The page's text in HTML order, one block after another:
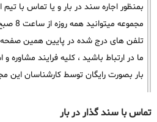
بمنظور اجاره سند در بار و یا تماس با
تلفن های درج شده در پایین همین صفحه و
ما در ارتباط باشید ، کلیه فرایند مشاوره
بار بصورت رایگان توسط کارشناسان این
تماس با سند گذار در بار